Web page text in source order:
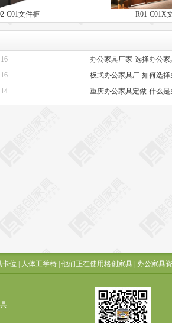
C01文件柜 R01-C01X
·板式办公家具厂-如何选
·重庆办公家具定做-什么
卡位 人体工学椅| 他们正在使用格创家具| 办公家具